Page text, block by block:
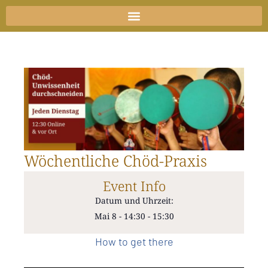
Zum
Inhalt
Wöchentliche Chöd-Praxis
Event Info
Datum und Uhrzeit:
Mai 8 - 14:30 - 15:30
How to get there